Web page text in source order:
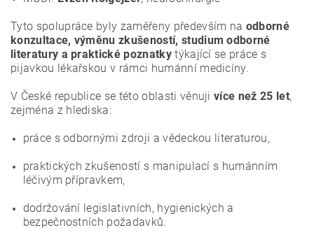
Tyto spolupráce byly zaměřeny především na odborné
konzultace, výměnu zkušeností, studium odborné
literatury a praktické poznatky týkající se práce s
pijavkou lékařskou v rámci humánní medicíny.
V České republice se této oblasti věnuji více než 25 let,
zejména z hlediska:
práce s odbornými zdroji a vědeckou literaturou,
praktických zkušeností s manipulací s humánním
léčivým přípravkem,
dodržování legislativních, hygienických a
bezpečnostních požadavků.